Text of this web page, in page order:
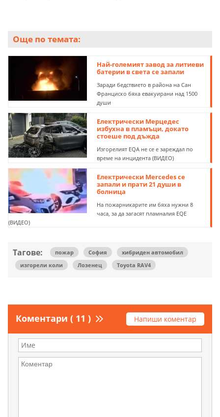
Още по темата:
Най-големият завод за литиеви
батерии в света се запали
Заради бедствието в района на Сан
Франциско бяха евакуирани над 1500
души
Електрически Мерцедес
избухна в пламъци, докато
стоеше под дъжда
Изгорелият EQA не се е зареждал по
време на инцидента (ВИДЕО)
Електрически Mercedes се
запали и прати 21 души в
болница
На пожарникарите им бяха нужни 8
часа, за да загасят пламналия EQE
(ВИДЕО)
Тагове: пожар София
хибриден автомобил
изгорели коли
Лозенец Toyota RAV4
Коментари ( 11 ) Напиши коментар